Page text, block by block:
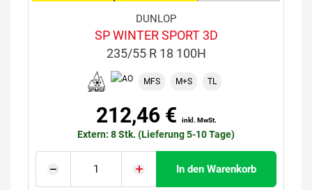
DUNLOP
SP WINTER SPORT 3D
235/55 R 18 100H
MFS M+S TL
212,46 € inkl. MwSt.
Extern: 8 Stk. (Lieferung 5-10 Tage)
In den Warenkorb